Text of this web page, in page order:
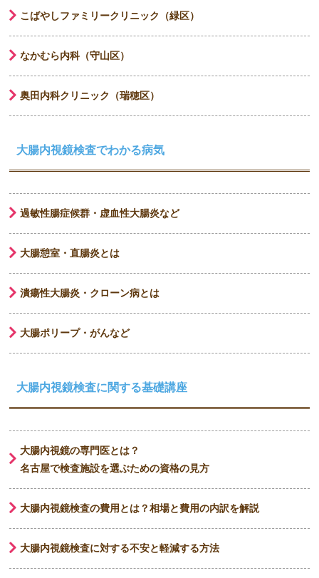
こばやしファミリークリニック（緑区）
なかむら内科（守山区）
奥田内科クリニック（瑞穂区）
大腸内視鏡検査でわかる病気
過敏性腸症候群・虚血性大腸炎など
大腸憩室・直腸炎とは
潰瘍性大腸炎・クローン病とは
大腸ポリープ・がんなど
大腸内視鏡検査に関する基礎講座
大腸内視鏡の専門医とは？
名古屋で検査施設を選ぶための資格の見方
大腸内視鏡検査の費用とは？相場と費用の内訳を解説
大腸内視鏡検査に対する不安と軽減する方法